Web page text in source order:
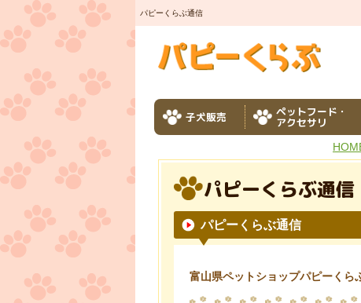
パピーくらぶ通信
子犬販売 ペットフード・
アクセサリ
パピーくらぶ通信
パピーくらぶ通信
富山県ペットショップパピーくら